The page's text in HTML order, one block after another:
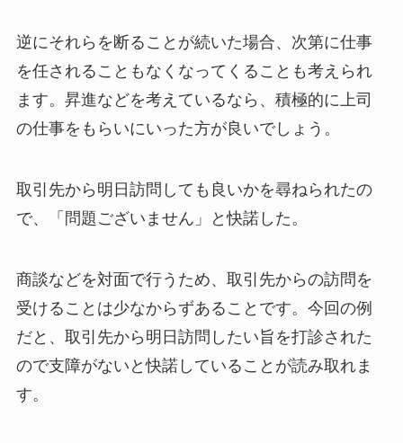
逆にそれらを断ることが続いた場合、次第に仕事
を任されることもなくなってくることも考えられ
ます。昇進などを考えているなら、積極的に上司
の仕事をもらいにいった方が良いでしょう。
取引先から明日訪問しても良いかを尋ねられたの
で、「問題ございません」と快諾した。
商談などを対面で行うため、取引先からの訪問を
受けることは少なからずあることです。今回の例
だと、取引先から明日訪問したい旨を打診された
ので支障がないと快諾していることが読み取れま
す。